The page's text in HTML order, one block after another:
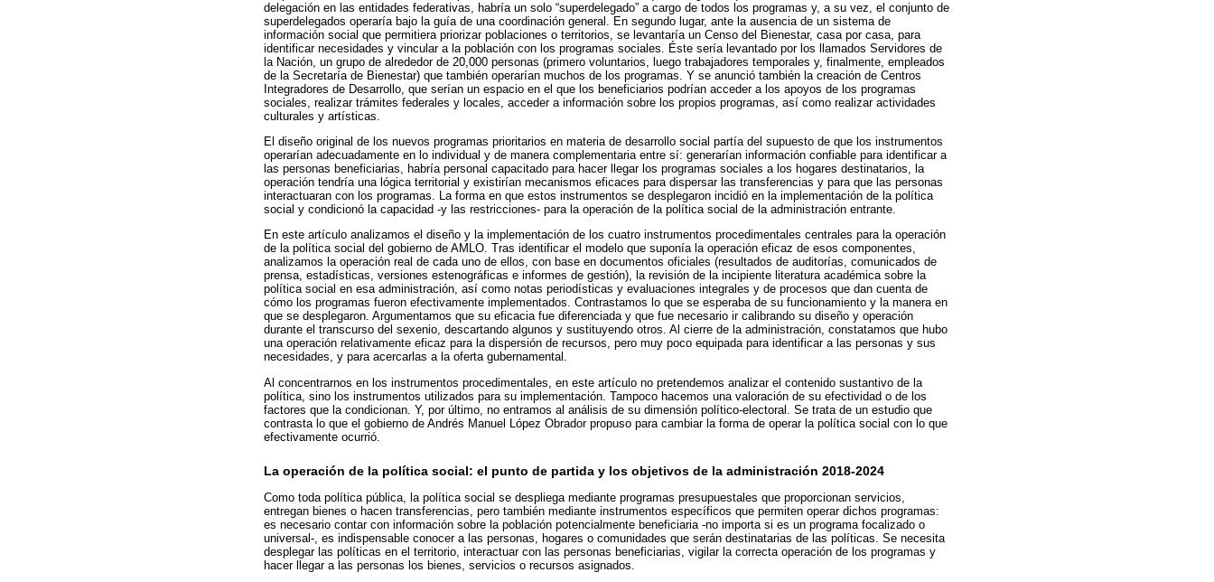
delegación en las entidades federativas, habría un solo “superdelegado” a cargo de todos los programas y, a su vez, el conjunto de
superdelegados operaría bajo la guía de una coordinación general. En segundo lugar, ante la ausencia de un sistema de
información social que permitiera priorizar poblaciones o territorios, se levantaría un Censo del Bienestar, casa por casa, para
identificar necesidades y vincular a la población con los programas sociales. Éste sería levantado por los llamados Servidores de
la Nación, un grupo de alrededor de 20,000 personas (primero voluntarios, luego trabajadores temporales y, finalmente, empleados
de la Secretaría de Bienestar) que también operarían muchos de los programas. Y se anunció también la creación de Centros
Integradores de Desarrollo, que serían un espacio en el que los beneficiarios podrían acceder a los apoyos de los programas
sociales, realizar trámites federales y locales, acceder a información sobre los propios programas, así como realizar actividades
culturales y artísticas.
El diseño original de los nuevos programas prioritarios en materia de desarrollo social partía del supuesto de que los instrumentos
operarían adecuadamente en lo individual y de manera complementaria entre sí: generarían información confiable para identificar a
las personas beneficiarias, habría personal capacitado para hacer llegar los programas sociales a los hogares destinatarios, la
operación tendría una lógica territorial y existirían mecanismos eficaces para dispersar las transferencias y para que las personas
interactuaran con los programas. La forma en que estos instrumentos se desplegaron incidió en la implementación de la política
social y condicionó la capacidad -y las restricciones- para la operación de la política social de la administración entrante.
En este artículo analizamos el diseño y la implementación de los cuatro instrumentos procedimentales centrales para la operación
de la política social del gobierno de AMLO. Tras identificar el modelo que suponía la operación eficaz de esos componentes,
analizamos la operación real de cada uno de ellos, con base en documentos oficiales (resultados de auditorías, comunicados de
prensa, estadísticas, versiones estenográficas e informes de gestión), la revisión de la incipiente literatura académica sobre la
política social en esa administración, así como notas periodísticas y evaluaciones integrales y de procesos que dan cuenta de
cómo los programas fueron efectivamente implementados. Contrastamos lo que se esperaba de su funcionamiento y la manera en
que se desplegaron. Argumentamos que su eficacia fue diferenciada y que fue necesario ir calibrando su diseño y operación
durante el transcurso del sexenio, descartando algunos y sustituyendo otros. Al cierre de la administración, constatamos que hubo
una operación relativamente eficaz para la dispersión de recursos, pero muy poco equipada para identificar a las personas y sus
necesidades, y para acercarlas a la oferta gubernamental.
Al concentrarnos en los instrumentos procedimentales, en este artículo no pretendemos analizar el contenido sustantivo de la
política, sino los instrumentos utilizados para su implementación. Tampoco hacemos una valoración de su efectividad o de los
factores que la condicionan. Y, por último, no entramos al análisis de su dimensión político-electoral. Se trata de un estudio que
contrasta lo que el gobierno de Andrés Manuel López Obrador propuso para cambiar la forma de operar la política social con lo que
efectivamente ocurrió.
La operación de la política social: el punto de partida y los objetivos de la administración 2018-2024
Como toda política pública, la política social se despliega mediante programas presupuestales que proporcionan servicios,
entregan bienes o hacen transferencias, pero también mediante instrumentos específicos que permiten operar dichos programas:
es necesario contar con información sobre la población potencialmente beneficiaria -no importa si es un programa focalizado o
universal-, es indispensable conocer a las personas, hogares o comunidades que serán destinatarias de las políticas. Se necesita
desplegar las políticas en el territorio, interactuar con las personas beneficiarias, vigilar la correcta operación de los programas y
hacer llegar a las personas los bienes, servicios o recursos asignados.